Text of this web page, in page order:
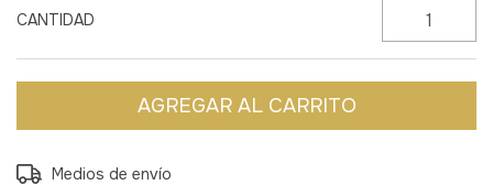
CANTIDAD
Entregas para el CP:
Medios de envío